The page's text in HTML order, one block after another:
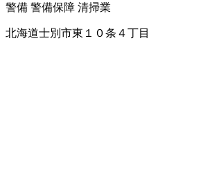
警備 警備保障 清掃業
北海道士別市東１０条４丁目